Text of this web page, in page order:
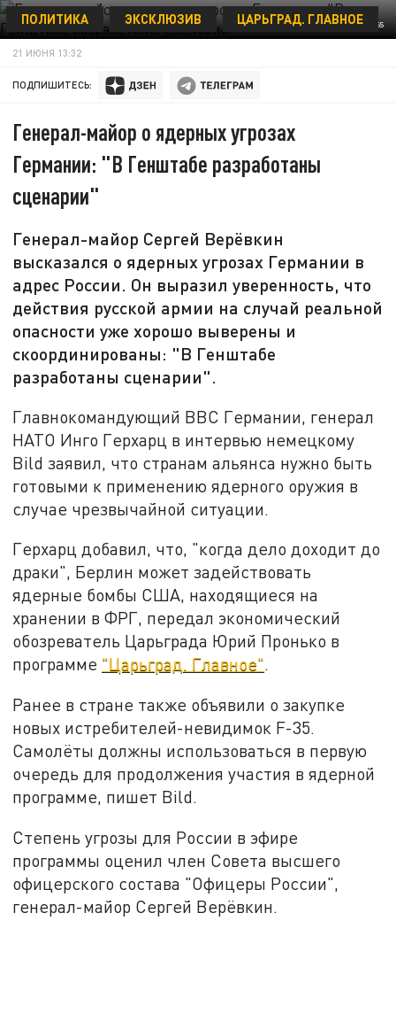
PAUL ZINKEN/GLOBALLOOKPRESS
ПОЛИТИКА ЭКСКЛЮЗИВ ЦАРЬГРАД. ГЛАВНОЕ
21 ИЮНЯ 13:32
ПОДПИШИТЕСЬ:
Генерал-майор о ядерных угрозах
Германии: "В Генштабе разработаны
сценарии"
Генерал-майор Сергей Верёвкин
высказался о ядерных угрозах Германии в
адрес России. Он выразил уверенность, что
действия русской армии на случай реальной
опасности уже хорошо выверены и
скоординированы: "В Генштабе
разработаны сценарии".
Главнокомандующий ВВС Германии, генерал
НАТО Инго Герхарц в интервью немецкому
Bild заявил, что странам альянса нужно быть
готовыми к применению ядерного оружия в
случае чрезвычайной ситуации.
Герхарц добавил, что, "когда дело доходит до
драки", Берлин может задействовать
ядерные бомбы США, находящиеся на
хранении в ФРГ, передал экономический
обозреватель Царьграда Юрий Пронько в
программе "Царьград. Главное".
Ранее в стране также объявили о закупке
новых истребителей-невидимок F-35.
Самолёты должны использоваться в первую
очередь для продолжения участия в ядерной
программе, пишет Bild.
Степень угрозы для России в эфире
программы оценил член Совета высшего
офицерского состава "Офицеры России",
генерал-майор Сергей Верёвкин.